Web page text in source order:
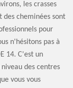
les crasses
cheminées sont
pour
n'hésitons pas à
14. C'est un
des centres
vous vous